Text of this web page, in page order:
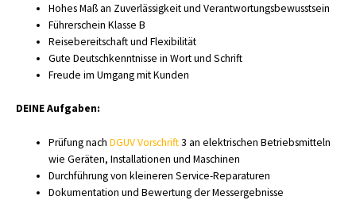
Hohes Maß an Zuverlässigkeit und Verantwortungsbewusstsein
Führerschein Klasse B
Reisebereitschaft und Flexibilität
Gute Deutschkenntnisse in Wort und Schrift
Freude im Umgang mit Kunden
DEINE Aufgaben:
Prüfung nachDGUV Vorschrift3 an elektrischen Betriebsmitteln
wie Geräten, Installationen und Maschinen
Durchführung von kleineren Service-Reparaturen
Dokumentation und Bewertung der Messergebnisse